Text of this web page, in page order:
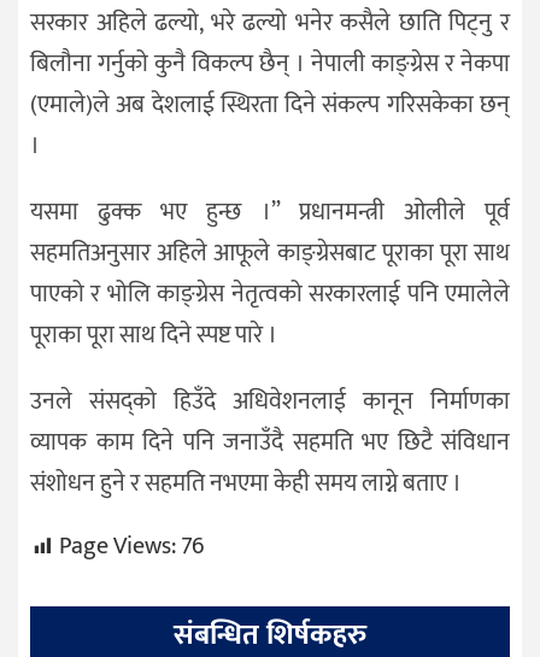
सरकार अहिले ढल्यो, भरे ढल्यो भनेर कसैले छाति पिट्नु र
बिलौना गर्नुको कुनै विकल्प छैन् । नेपाली काङ्ग्रेस र नेकपा
(एमाले)ले अब देशलाई स्थिरता दिने संकल्प गरिसकेका छन्
।
यसमा ढुक्क भए हुन्छ ।” प्रधानमन्त्री ओलीले पूर्व
सहमतिअनुसार अहिले आफूले काङ्ग्रेसबाट पूराका पूरा साथ
पाएको र भोलि काङ्ग्रेस नेतृत्वको सरकारलाई पनि एमालेले
पूराका पूरा साथ दिने स्पष्ट पारे ।
उनले संसद्‌को हिउँदे अधिवेशनलाई कानून निर्माणका
व्यापक काम दिने पनि जनाउँदै सहमति भए छिटै संविधान
संशोधन हुने र सहमति नभएमा केही समय लाग्ने बताए ।
Page Views:76
संबन्धित शिर्षकहरु